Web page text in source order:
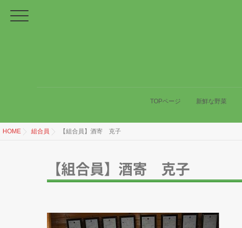
TOPページ 新鮮な野菜
HOME 組合員 【組合員】酒寄 克子
【組合員】酒寄 克子